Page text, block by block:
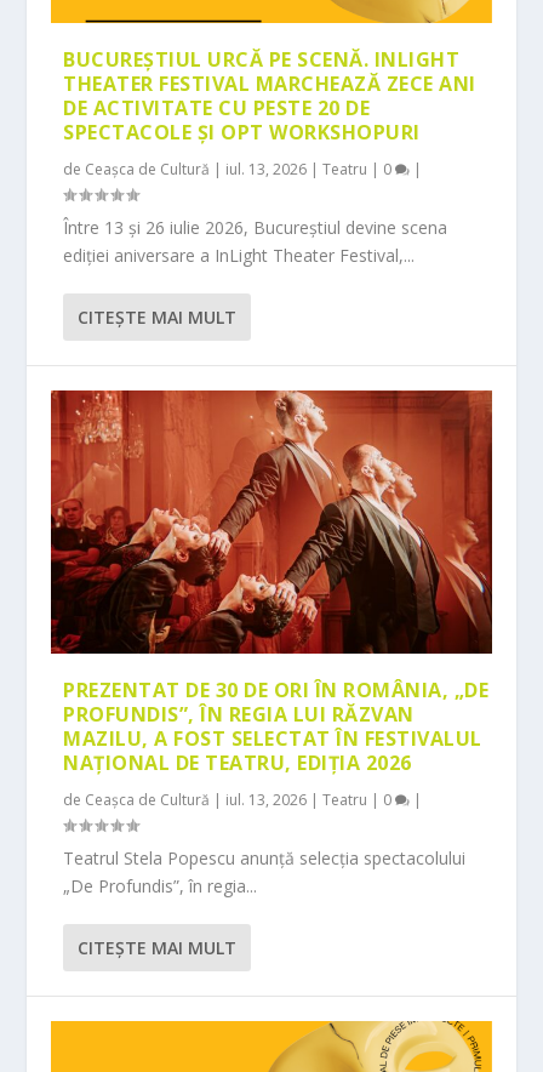
BUCUREȘTIUL URCĂ PE SCENĂ. INLIGHT
THEATER FESTIVAL MARCHEAZĂ ZECE ANI
DE ACTIVITATE CU PESTE 20 DE
SPECTACOLE ȘI OPT WORKSHOPURI
de Ceașca de Cultură | iul. 13, 2026 |Teatru | 0 |
Între 13 și 26 iulie 2026, Bucureștiul devine scena
ediției aniversare a InLight Theater Festival,...
CITEŞTE MAI MULT
PREZENTAT DE 30 DE ORI ÎN ROMÂNIA, „DE
PROFUNDIS”, ÎN REGIA LUI RĂZVAN
MAZILU, A FOST SELECTAT ÎN FESTIVALUL
NAȚIONAL DE TEATRU, EDIȚIA 2026
de Ceașca de Cultură | iul. 13, 2026 |Teatru | 0 |
Teatrul Stela Popescu anunță selecția spectacolului
„De Profundis”, în regia...
CITEŞTE MAI MULT